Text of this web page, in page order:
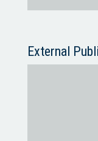
External